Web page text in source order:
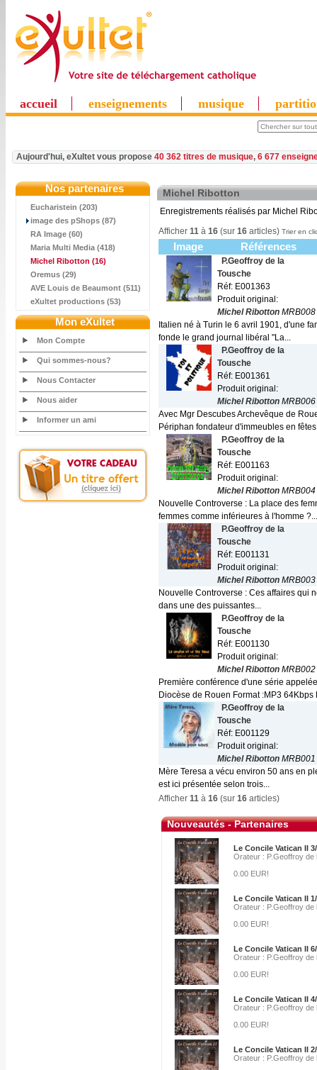
accueil enseignements musique
Aujourd'hui, eXultet vous propose 40 362 titres de musique, 6 677
Nos partenaires
Eucharistein (203)
image des pShops (87)
RA Image (60)
Maria Multi Media (418)
Michel Ribotton (16)
Oremus (29)
AVE Louis de Beaumont (511)
eXultet productions (53)
Mon eXultet
Mon Compte
Qui sommes-nous?
Nous Contacter
Nous aider
Informer un ami
Michel Ribotton
Enregistrements réalisés par Michel
Afficher 11 à 16 (sur 16 articles) Trier en
Image Références
P.Geoffroy de la
Tousche
Réf: E001363
Produit original:
Michel Ribotton MRB008
Italien né à Turin le 6 avril 1901, d'une
fonde le grand journal libéral "La...
P.Geoffroy de la
Tousche
Réf: E001361
Produit original:
Michel Ribotton MRB006
Avec Mgr Descubes Archevêque de
Périphan fondateur d'immeubles en
P.Geoffroy de la
Tousche
Réf: E001163
Produit original:
Michel Ribotton MRB004
Nouvelle Controverse : La place des
femmes comme inférieures à l'homme ?...
P.Geoffroy de la
Tousche
Réf: E001131
Produit original:
Michel Ribotton MRB003
Nouvelle Controverse : Ces affaires qui
dans une des puissantes...
P.Geoffroy de la
Tousche
Réf: E001130
Produit original:
Michel Ribotton MRB002
Première conférence d'une série
Diocèse de Rouen Format :MP3 64Kbps
P.Geoffroy de la
Tousche
Réf: E001129
Produit original:
Michel Ribotton MRB001
Mère Teresa a vécu environ 50 ans en
est ici présentée selon trois...
Afficher 11 à 16 (sur 16 articles)
Nouveautés - Partenaires
Le Concile Vatican II
Orateur : P.Geoffroy de
0.00 EUR!
Le Concile Vatican II
Orateur : P.Geoffroy de
0.00 EUR!
Le Concile Vatican II
Orateur : P.Geoffroy de
0.00 EUR!
Le Concile Vatican II
Orateur : P.Geoffroy de
0.00 EUR!
Le Concile Vatican II
Orateur : P.Geoffroy de